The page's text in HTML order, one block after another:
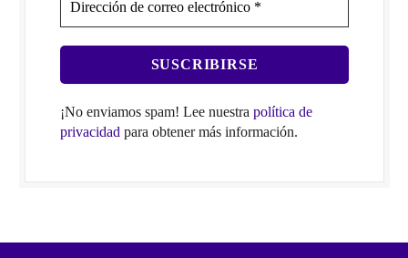
¡No enviamos spam! Lee nuestra política de
privacidad para obtener más información.